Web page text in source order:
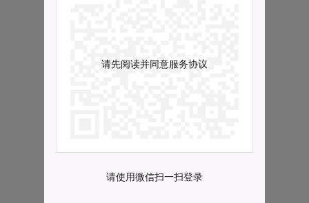
请先阅读并同意服务协议
请使用微信扫一扫登录